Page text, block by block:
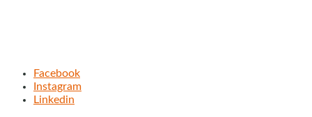
Facebook
Instagram
Linkedin